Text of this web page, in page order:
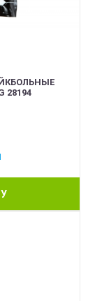
28194